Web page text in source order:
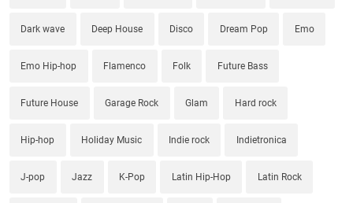
Dark wave Deep House Disco Dream Pop Emo
Emo Hip-hop Flamenco Folk Future Bass
Future House Garage Rock Glam Hard rock
Hip-hop Holiday Music Indie rock Indietronica
J-pop Jazz K-Pop Latin Hip-Hop Latin Rock